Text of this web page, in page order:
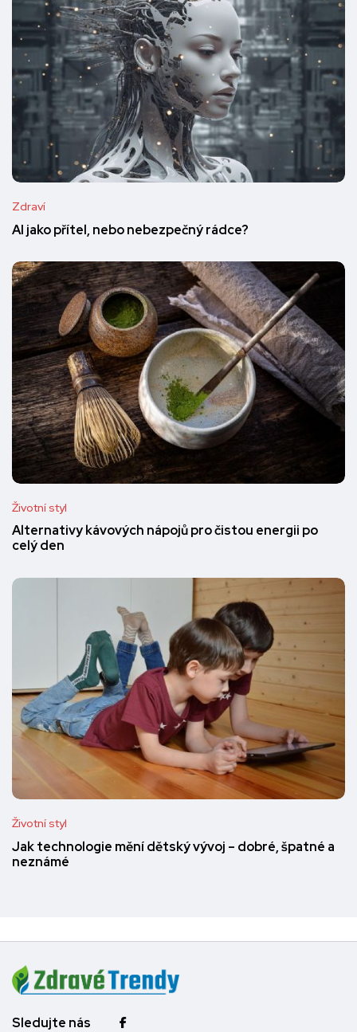
Zdraví
AI jako přítel, nebo nebezpečný rádce?
Životní styl
Alternativy kávových nápojů pro čistou energii po
celý den
Životní styl
Jak technologie mění dětský vývoj – dobré, špatné a
neznámé
Sledujte nás